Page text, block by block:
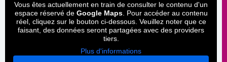
Vous êtes actuellement en train de consulter le contenu d'un
espace réservé de Google Maps. Pour accéder au contenu
réel, cliquez sur le bouton ci-dessous. Veuillez noter que ce
faisant, des données seront partagées avec des providers
tiers.
Plus d'informations